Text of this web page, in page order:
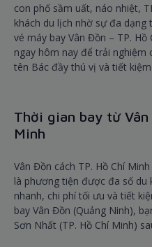
con phố sầm uất, náo nhiệt,
khách du lịch nhờ sự đa
vé máy bay Vân Đồn – TP.
ngay hôm nay để trải nghiệm
tên Bác đầy thú vị và tiết
Thời gian bay từ
Minh
Vân Đồn cách TP. Hồ Chí
là phương tiện được đa số du
nhanh, chi phí tối ưu và tiết
bay Vân Đồn (Quảng Ninh),
Sơn Nhất (TP. Hồ Chí Minh)